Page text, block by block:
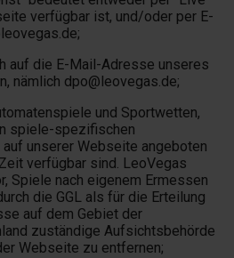
verfügbar ist, und/oder per E-
auf die E-Mail-Adresse unseres
nämlich dpo@leovegas.de;
und Sportwetten,
spiele-spezifischen
auf unserer Webseite angeboten
verfügbar sind. LeoVegas
Spiele nach eigenem Ermessen
die GGL als für die Erteilung
auf dem Gebiet der
zuständige Aufsichtsbehörde
Webseite zu entfernen;